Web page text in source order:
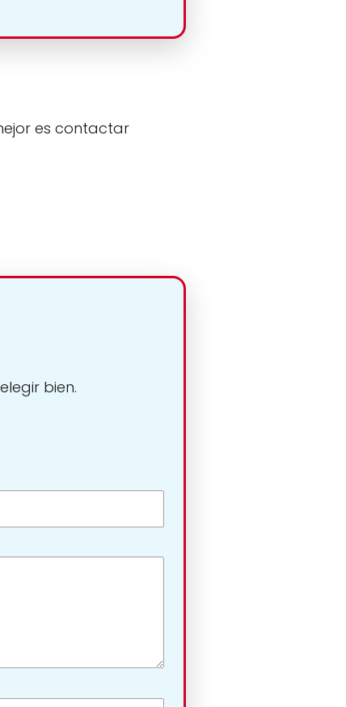
es contactar
bien.